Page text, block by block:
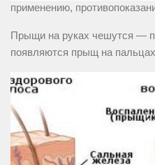
применению,
Прыщи на руках чешутся —
появляются прыщ на